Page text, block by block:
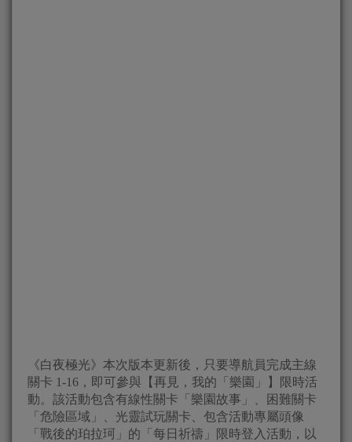
《白夜極光》本次版本更新後，只要導航員完成主線
關卡 1-16，即可參與【再見，我的「樂園」】限時活
動。該活動包含有線性關卡「樂園故事」、困難關卡
「危險區域」、光靈試玩關卡、包含活動專屬頭像
「戰後的珀拉珂」的「每日祈禱」限時登入活動，以